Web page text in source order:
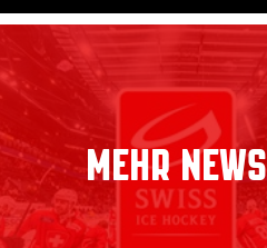
MEHR NEWS